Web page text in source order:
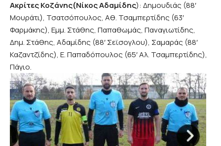
Ακρίτες Κοζάνης(Νίκος Αδαμίδης): Δημουδιάς (88′
Μουράτι), Τσατσόπουλος, Αθ. Τσαμπερτίδης (63′
Φαρμάκης), Εμμ. Στάθης, Παπαθωμάς, Παναγιωτίδης,
Δημ. Στάθης, Αδαμίδης (88′ Σεϊσογλου), Σαμαράς (88′
Καζαντζίδης), Ε. Παπαδόπουλος (65′ Αλ. Τσαμπερτίδης),
Πάγιο.